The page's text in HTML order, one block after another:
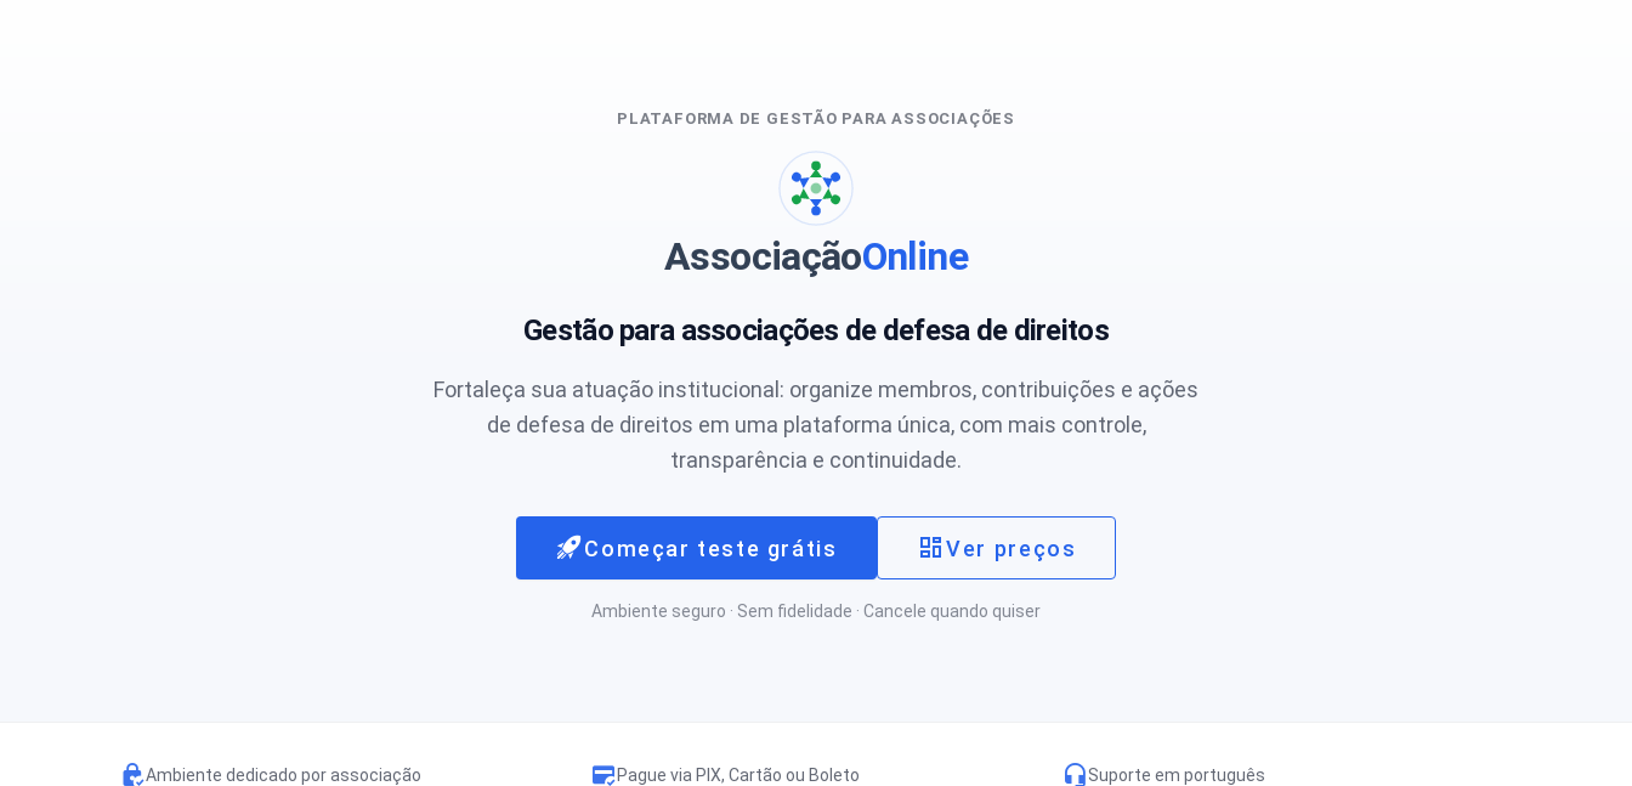
PLATAFORMA DE GESTÃO PARA ASSOCIAÇÕES
AssociaçãoOnline
Gestão para associações de defesa de direitos
Fortaleça sua atuação institucional: organize membros, contribuições e ações
de defesa de direitos em uma plataforma única, com mais controle,
transparência e continuidade.
Começar teste grátis Ver preços
Ambiente seguro · Sem fidelidade · Cancele quando quiser
Ambiente dedicado por associação Pague via PIX, Cartão ou Boleto Suporte em português